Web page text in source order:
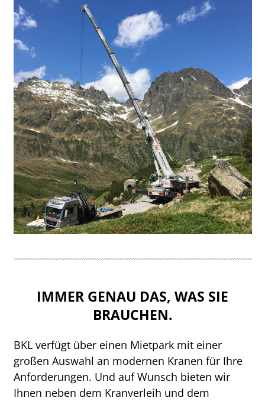
IMMER GENAU DAS, WAS SIE
BRAUCHEN.
BKL verfügt über einen Mietpark mit einer
großen Auswahl an modernen Kranen für Ihre
Anforderungen. Und auf Wunsch bieten wir
Ihnen neben dem Kranverleih und dem